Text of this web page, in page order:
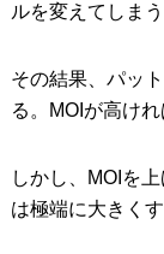
ルを変えてしまう
その結果、パッ
る。MOIが高け
しかし、MOIを
は極端に大きく